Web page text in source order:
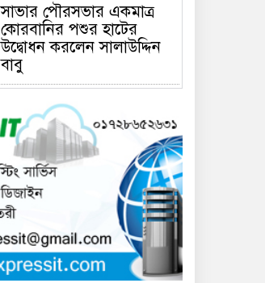
সাভার পৌরসভার একমাত্র
কোরবানির পশুর হাটের
উদ্বোধন করলেন সালাউদ্দিন
বাবু
সাভারে চাঁদার দাবীতে ব্যাবসা
প্রতিষ্ঠানে হামলা চালিয়ে তালা
ঝুলিয়ে দিয়েছে সন্ত্রাসীরা
সাভারে নারী উদ্যোক্তার
খামার ভাংচুর, ৫ লাখ টাকার
ক্ষয়ক্ষতি
উভয়পক্ষের সমঝোতায় ধর্মঘট
প্রত্যাহার করায় সাভারের
মুরগীর বাজার স্বাভাবিক